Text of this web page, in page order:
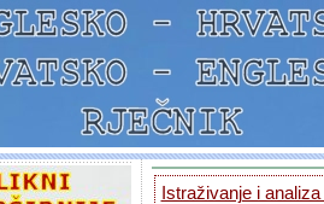
Istraživanje i